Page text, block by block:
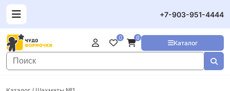
+7-903-951-4444
Каталог
0 0